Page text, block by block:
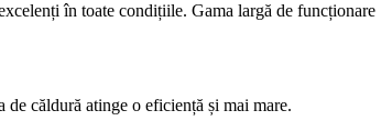
în toate condițiile. Gama largă de funcționare
de căldură atinge o eficiență și mai mare.